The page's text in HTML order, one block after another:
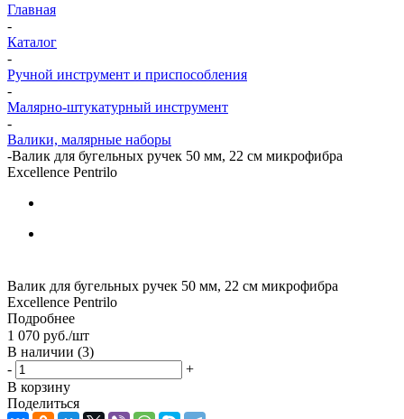
Главная
-
Каталог
-
Ручной инструмент и приспособления
-
Малярно-штукатурный инструмент
-
Валики, малярные наборы
-Валик для бугельных ручек 50 мм, 22 см микрофибра
Excellence Pentrilo
Валик для бугельных ручек 50 мм, 22 см микрофибра
Excellence Pentrilo
Подробнее
1 070 руб./шт
В наличии (3)
-
+
В корзину
Поделиться